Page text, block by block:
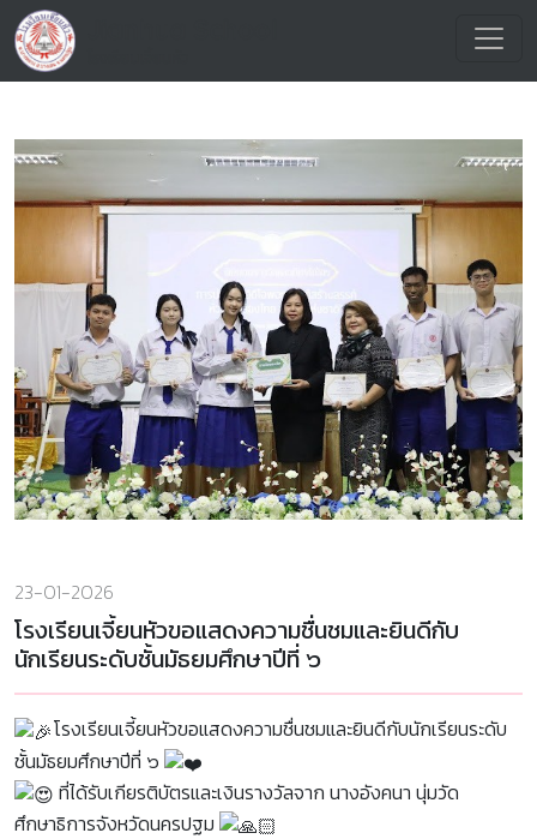
23-01-2026
โรงเรียนเจี้ยนหัวขอแสดงความชื่นชมและยินดีกับ
นักเรียนระดับชั้นมัธยมศึกษาปีที่ ๖
โรงเรียนเจี้ยนหัวขอแสดงความชื่นชมและยินดีกับนักเรียนระดับ
ชั้นมัธยมศึกษาปีที่ ๖
ที่ได้รับเกียรติบัตรและเงินรางวัลจาก นางอังคนา นุ่มวัด
ศึกษาธิการจังหวัดนครปฐม